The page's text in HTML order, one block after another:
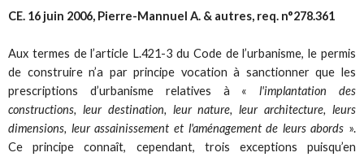
CE. 16 juin 2006, Pierre-Mannuel A. & autres, req. n°278.361
Aux termes de l’article L.421-3 du Code de l’urbanisme, le permis
de construire n’a par principe vocation à sanctionner que les
prescriptions d’urbanisme relatives à «l'implantation des
constructions, leur destination, leur nature, leur architecture, leurs
dimensions, leur assainissement et l'aménagement de leurs abords ».
Ce principe connaît, cependant, trois exceptions puisqu’en